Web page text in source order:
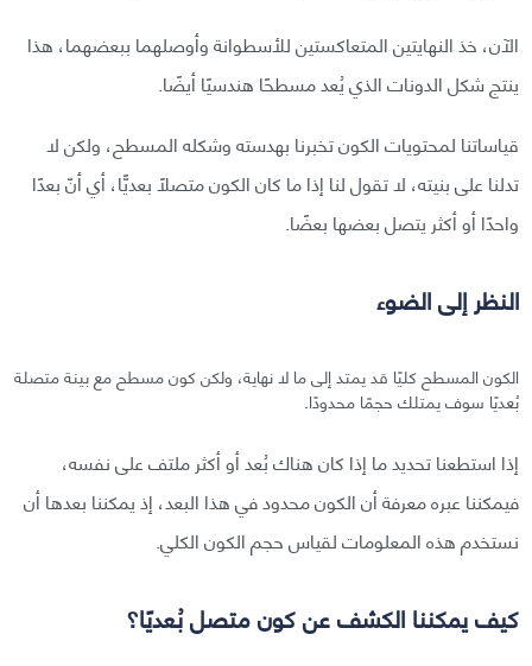
الآن، خذ النهايتين المتعاكستين للأسطوانة وأوصلهما ببعضهما، هذا
ينتج شكل الدونات الذي يُعد مسطحًا هندسيًا أيضًا.
قياساتنا لمحتويات الكون تخبرنا بهدسته وشكله المسطح، ولكن لا
تدلنا على بنيته، لا تقول لنا إذا ما كان الكون متصلًا بعديًّا، أي أنّ بعدًا
واحدًا أو أكثر يتصل بعضها بعضًا.
النظر إلى الضوء
الكون المسطح كليًا قد يمتد إلى ما لا نهاية، ولكن كون مسطح مع بينة متصلة
بُعديًا سوف يمتلك حجمًا محدودًا.
إذا استطعنا تحديد ما إذا كان هناك بُعد أو أكثر ملتف على نفسه،
فيمكننا عبره معرفة أن الكون محدود في هذا البعد، إذ يمكننا بعدها أن
نستخدم هذه المعلومات لقياس حجم الكون الكلي.
كيف يمكننا الكشف عن كون متصل بُعديًا؟